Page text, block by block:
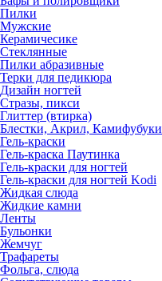
Пилки
Мужские
Керамичесике
Стеклянные
Пилки абразивные
Терки для педикюра
Дизайн ногтей
Стразы, пикси
Глиттер (втирка)
Блестки, Акрил, Камифубуки
Гель-краски
Гель-краска Паутинка
Гель-краски для ногтей
Гель-краски для ногтей Kodi
Жидкая слюда
Жидкие камни
Ленты
Бульонки
Жемчуг
Трафареты
Фольга, слюда